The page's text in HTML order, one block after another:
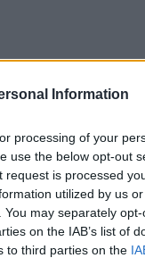
Information
processing of your
use the below opt-out
is processed
utilized by us
may separately
on the IAB’s list of
to third parties on the